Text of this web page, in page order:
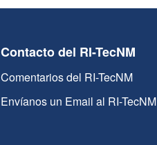
Contacto del RI-TecNM
Comentarios del RI-TecNM
Envíanos un Email al RI-TecNM